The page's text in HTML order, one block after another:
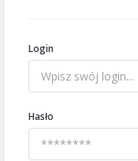
Login
Hasło